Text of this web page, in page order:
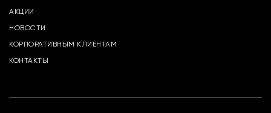
АКЦИИ
НОВОСТИ
КОРПОРАТИВНЫМ КЛИЕНТАМ
КОНТАКТЫ